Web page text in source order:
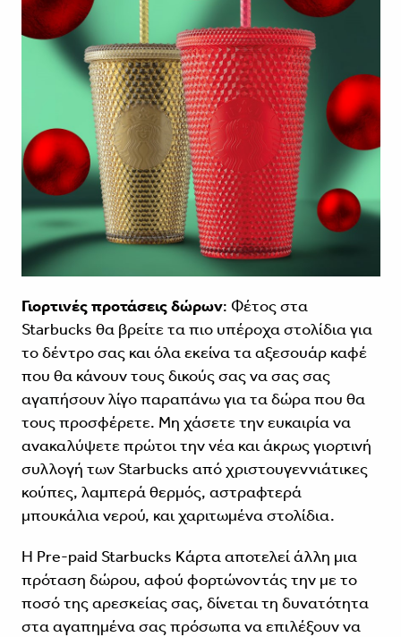
Γιορτινές προτάσεις δώρων: Φέτος στα
Starbucks θα βρείτε τα πιο υπέροχα στολίδια για
το δέντρο σας και όλα εκείνα τα αξεσουάρ καφέ
που θα κάνουν τους δικούς σας να σας σας
αγαπήσουν λίγο παραπάνω για τα δώρα που θα
τους προσφέρετε. Μη χάσετε την ευκαιρία να
ανακαλύψετε πρώτοι την νέα και άκρως γιορτινή
συλλογή των Starbucks από χριστουγεννιάτικες
κούπες, λαμπερά θερμός, αστραφτερά
μπουκάλια νερού, και χαριτωμένα στολίδια.
Η Pre-paid Starbucks Κάρτα αποτελεί άλλη μια
πρόταση δώρου, αφού φορτώνοντάς την με το
ποσό της αρεσκείας σας, δίνεται τη δυνατότητα
στα αγαπημένα σας πρόσωπα να επιλέξουν να